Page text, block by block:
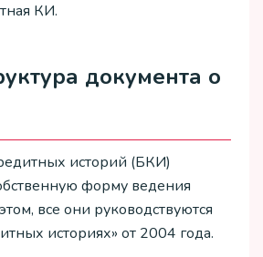
КИ.
документа о
историй (БКИ)
форму ведения
все они руководствуются
историях» от 2004 года.